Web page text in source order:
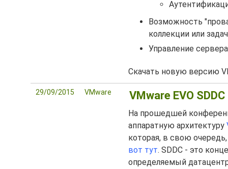
Возможность
коллекции или
Управление
Скачать новую версию
29/09/2015 VMware VMware EVO
На прошедшей
аппаратную архитектуру
которая, в свою
вот тут. SDDC - это
определяемый